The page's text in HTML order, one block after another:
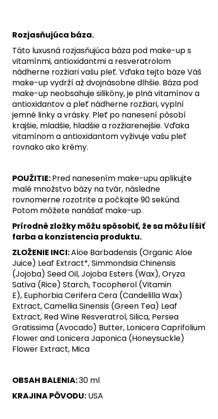
Rozjasňujúca báza.
Táto luxusná rozjasňujúca báza pod make-up s
vitamínmi, antioxidantmi a resveratrolom
nádherne rozžiari vašu pleť. Vďaka tejto báze Váš
make-up vydrží až dvojnásobne dlhšie. Báza pod
make-up neobsahuje silikóny, je plná vitamínov a
antioxidantov a pleť nádherne rozžiari, vyplní
jemné linky a vrásky. Pleť po nanesení pôsobí
krajšie, mladšie, hladšie a rozžiarenejšie. Vďaka
vitamínom a antioxidantom vyživuje vašu pleť
rovnako ako krémy.
POUŽITIE:Pred nanesením make-upu aplikujte
malé množstvo bázy na tvár, následne
rovnomerne rozotrite a počkajte 90 sekúnd.
Potom môžete nanášať make-up.
Prírodné zložky môžu spôsobiť, že sa môžu líšiť
farba a konzistencia produktu.
ZLOŽENIE INCI:Aloe Barbadensis (Organic Aloe
Juice) Leaf Extract*, Simmondsia Chinensis
(Jojoba) Seed Oil, Jojoba Esters (Wax), Oryza
Sativa (Rice) Starch, Tocopherol (Vitamin
E), Euphorbia Cerifera Cera (Candelilla Wax)
Extract, Camellia Sinensis (Green Tea) Leaf
Extract, Red Wine Resveratrol, Silica, Persea
Gratissima (Avocado) Butter, Lonicera Caprifolium
Flower and Lonicera Japonica (Honeysuckle)
Flower Extract, Mica
OBSAH BALENIA:30 ml
KRAJINA PÔVODU: USA